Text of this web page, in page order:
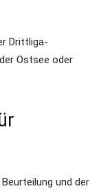
Drittliga-
Ostsee oder
und der